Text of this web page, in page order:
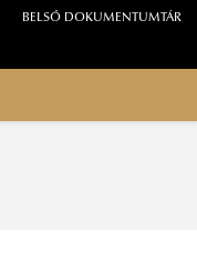
BELSŐ DOKUMENTUMTÁR